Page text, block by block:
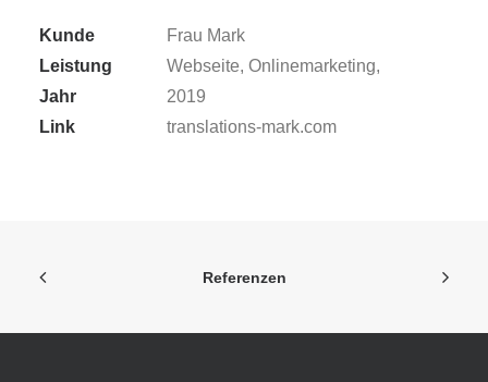
Kunde
Frau Mark
Leistung
Webseite, Onlinemarketing,
Jahr
2019
Link
translations-mark.com
Referenzen